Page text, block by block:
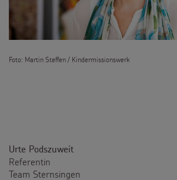
Foto: Martin Steffen / Kindermissionswerk
Urte Podszuweit
Referentin
Team Sternsingen